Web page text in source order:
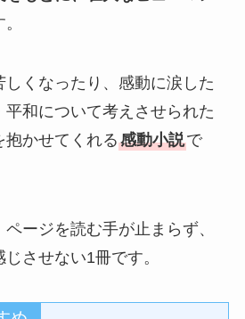
くなったり、感動に涙した
平和について考えさせられた
抱かせてくれる感動小説で
ージを読む手が止まらず、
させない1冊です。